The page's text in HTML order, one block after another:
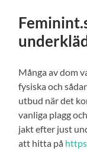
Många av dom
fysiska och
utbud när det
vanliga plagg
jakt efter just
att hitta på